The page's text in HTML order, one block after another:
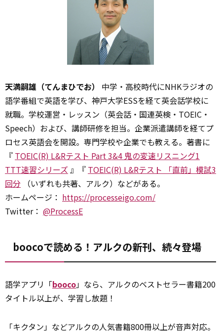
天満嗣雄（てんまひでお）
中学・高校時代にNHKラジオの
語学番組で英語を学び、神戸大学ESSを経て英会話学校に
就職。学校運営・レッスン（英会話・国連英検・TOEIC・
Speech）および、講師研修を担当。企業派遣講師を経てプ
ロセス英語会を開設。専門学校や企業でも教える。著書に
『 TOEIC(R) L&Rテスト Part 3&4 鬼の変速リスニング1
TTT速習シリーズ 』『 TOEIC(R) L&Rテスト 「直前」模試3
回分 （いずれも共著、アルク）などがある。
ホームページ： https://processeigo.com/
Twitter： @ProcessE
boocoで読める！アルクの新刊、続々登場
語学アプリ「booco」なら、アルクのベストセラー書籍200
タイトル以上が、学習し放題！
「キクタン」などアルクの人気書籍800冊以上が音声対応。